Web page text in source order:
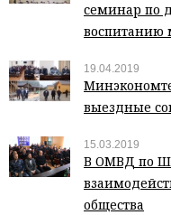
семинар по
воспитанию
19.04.2019
выездные
15.03.2019
В ОМВД по
общества